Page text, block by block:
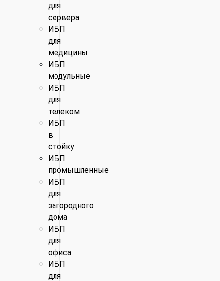
для
сервера
ИБП
для
медицины
ИБП
модульные
ИБП
для
телеком
ИБП
в
стойку
ИБП
промышленные
ИБП
для
загородного
дома
ИБП
для
офиса
ИБП
для